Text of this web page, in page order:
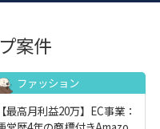
案件
ファッション
【最高月利益20万】EC事業：